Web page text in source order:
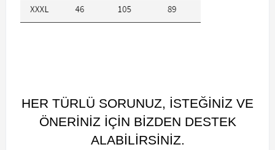
HER TÜRLÜ SORUNUZ, İSTEĞİNİZ VE
ÖNERİNİZ İÇİN BİZDEN DESTEK
ALABİLİRSİNİZ.